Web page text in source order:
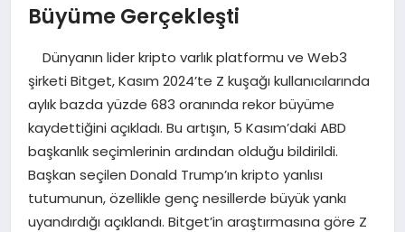
YAŞAM
Büyüme Gerçekleşti
Dünyanın lider kripto varlık platformu ve Web3
şirketi Bitget, Kasım 2024’te Z kuşağı kullanıcılarında
aylık bazda yüzde 683 oranında rekor büyüme
kaydettiğini açıkladı. Bu artışın, 5 Kasım’daki ABD
başkanlık seçimlerinin ardından olduğu bildirildi.
Başkan seçilen Donald Trump’ın kripto yanlısı
tutumunun, özellikle genç nesillerde büyük yankı
uyandırdığı açıklandı. Bitget’in araştırmasına göre Z